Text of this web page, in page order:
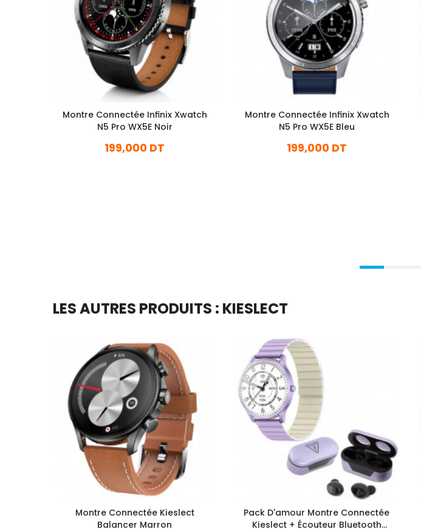
Montre Connectée Infinix Xwatch
N5 Pro WX5E Noir
199,000 DT
Montre Connectée Infinix Xwatch
N5 Pro WX5E Bleu
199,000 DT
LES AUTRES PRODUITS : KIESLECT
Montre Connectée Kieslect
Balancer Marron
Pack D'amour Montre Connectée
Kieslect + Écouteur Bluetooth